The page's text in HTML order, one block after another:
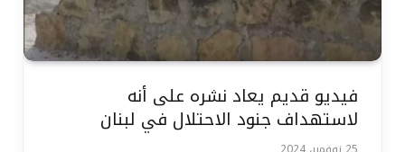
فيديو قديم يعاد نشره على أنه
لاستهداف جنود الاحتلال في لبنان